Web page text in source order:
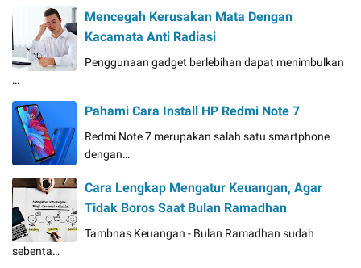
Mencegah Kerusakan Mata Dengan
Kacamata Anti Radiasi
Penggunaan gadget berlebihan dapat menimbulkan
…
Pahami Cara Install HP Redmi Note 7
Redmi Note 7 merupakan salah satu smartphone
dengan…
Cara Lengkap Mengatur Keuangan, Agar
Tidak Boros Saat Bulan Ramadhan
Tambnas Keuangan - Bulan Ramadhan sudah
sebenta…